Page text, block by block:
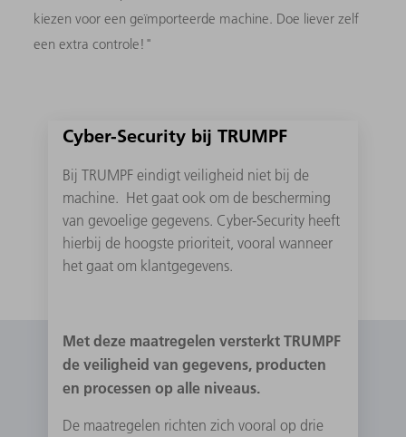
kiezen voor een geïmporteerde machine. Doe liever zelf
een extra controle!"
Cyber-Security bij TRUMPF
Bij TRUMPF eindigt veiligheid niet bij de
machine. Het gaat ook om de bescherming
van gevoelige gegevens. Cyber-Security heeft
hierbij de hoogste prioriteit, vooral wanneer
het gaat om klantgegevens.
Met deze maatregelen versterkt TRUMPF
de veiligheid van gegevens, producten
en processen op alle niveaus.
De maatregelen richten zich vooral op drie